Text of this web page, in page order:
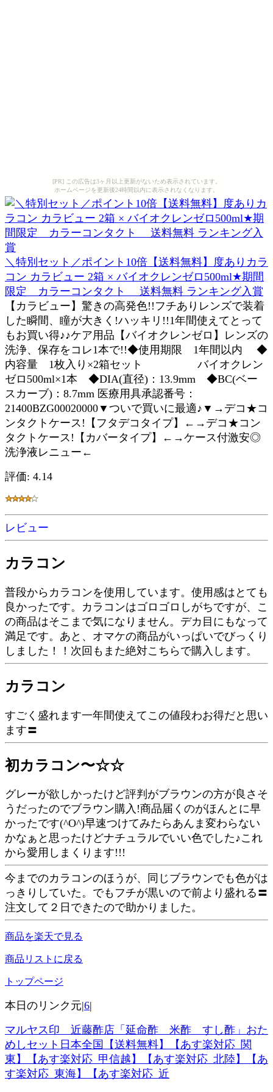
[PR] この広告は3ヶ月以上更新がないため表示されています。
ホームページを更新後24時間以内に表示されなくなります。
＼特別セット／ポイント10倍【送料無料】度ありカラ
コン カラビュー 2箱 × バイオクレンゼロ500ml★期間
限定 カラーコンタクト 送料無料 ランキング入賞
【カラビュー】驚きの高発色!!フチありレンズで装着
した瞬間、瞳が大きく!ハッキリ!!1年間使えてとって
もお買い得♪♪ケア用品【バイオクレンゼロ】レンズの
洗浄、保存をコレ1本で!!◆使用期限 1年間以内 ◆
内容量 1枚入り×2箱セット バイオクレン
ゼロ500ml×1本 ◆DIA(直径)：13.9mm ◆BC(ベー
スカーブ)：8.7mm 医療用具承認番号：
21400BZG00020000▼ついで買いに最適♪▼→デコ★コ
ンタクトケース!【フタデコタイプ】←→デコ★コン
タクトケース!【カバータイプ】←→ケース付激安◎
洗浄液レニュー←
評価: 4.14
レビュー
カラコン
普段からカラコンを使用しています。使用感はとても
良かったです。カラコンはゴロゴロしがちですが、こ
の商品はそこまで気になりません。デカ目にもなって
満足です。あと、オマケの商品がいっぱいでびっくり
しました！！次回もまた絶対こちらで購入します。
カラコン
すごく盛れます一年間使えてこの値段わお得だと思い
ます〓
初カラコン〜☆☆
グレーが欲しかったけど評判がブラウンの方が良さそ
うだったのでブラウン購入!商品届くのがほんとに早
かったです(^O^)早速つけてみたらあんま変わらない
かなぁと思ったけどナチュラルでいい色でした♪これ
から愛用しまくります!!!
今までのカラコンのほうが、同じブラウンでも色がは
っきりしていた。でもフチが黒いので前より盛れる〓
注文して２日できたので助かりました。
商品を楽天で見る
商品リストに戻る
トップページ
本日のリンク元|6|
マルヤス印 近藤酢店「延命酢 米酢 すし酢」おた
めしセット日本全国【送料無料】【あす楽対応_関
東】【あす楽対応_甲信越】【あす楽対応_北陸】【あ
す楽対応_東海】【あす楽対応_近